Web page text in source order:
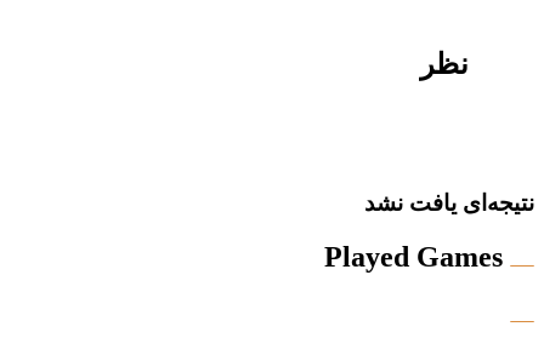
نظر
نتیجه‌ای یافت نشد
Played Games